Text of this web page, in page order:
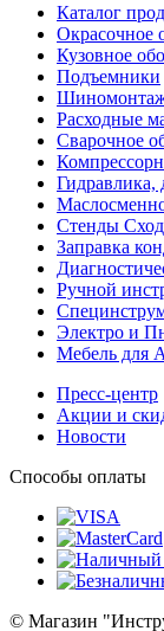
Каталог
Окрасочное
Кузовное
Подъемники
Расходные
Сварочное
Гидравлика,
Стенды
Заправка
Ручной
Электро и
Мебель для
Пресс-центр
Акции и
Новости
Способы оплаты
© Магазин